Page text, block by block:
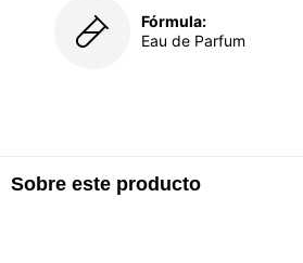
Fórmula:
Eau de Parfum
Sobre este producto